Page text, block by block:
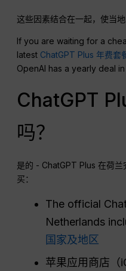
这些因素结合在一起，使当
If you are waiting for a
latest ChatGPT Plus 年费套
OpenAI has a yearly deal
ChatGPT
吗？
是的 - ChatGPT Plus 在荷
买：
The official
Netherlands
国家及地区
苹果应用商店（